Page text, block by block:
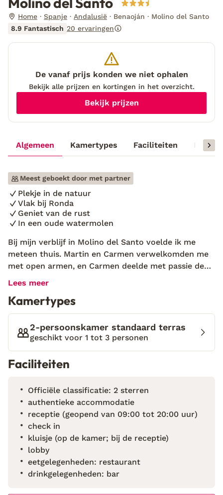
Home Spanje Andalusië Benaoján
Molino del Santo
8.9 Fantastisch 20 ervaringen
Algemeen Kamertypes Faciliteiten
Meest geboekt door met partner
Plekje in de natuur
Vlak bij Ronda
Geniet van de rust
In een oude watermolen
Bij mijn verblijf in Molino del Santo voelde ik me
meteen thuis. Martin en Carmen verwelkomden me
met open armen, en Carmen deelde met passie de
geschiedenis van het hotel. Haar ouders begonnen in
een geliefde bestemming is voor vele gasten. Het
geluid van de rivier en de rustgevende natuur
maakten het de ideale omgeving om te ontspannen.
Het was bijzonder om families te zien die al jaren
terugkomen, en te horen hoe de kinderen die hier
ooit speelden, nu hun eigen kinderen meebrengen.
Serranía de Ronda en biedt een perfecte combinatie
van natuur, cultuur en gastvrijheid. Het hotel heeft
18 comfortabele kamers en een vernieuwd
restaurant met lokale gerechten. De bar naast de
rivier is ideaal voor een drankje, en de omliggende
natuur biedt talloze wandelmogelijkheden, zoals de
Cueva del Gato en de bergen van Benaojan. Ronda,
met zijn indrukwekkende geschiedenis en uitzicht,
ligt op slechts 15 minuten rijden. Een plek waar rust,
avontuur en Andalusische charme samenkomen.
Lees meer
Kamertypes
2-persoonskamer standaard terras
geschikt voor 1 tot 3 personen
Faciliteiten
Officiële classificatie: 2 sterren
authentieke accommodatie
receptie (geopend van 09:00 tot 20:00 uur)
check in
kluisje (op de kamer; bij de receptie)
lobby
eetgelegenheden: restaurant
drinkgelegenheden: bar
De vanaf prijs konden we niet ophalen
Bekijk alle prijzen en kortingen in het overzicht.
Bekijk prijzen